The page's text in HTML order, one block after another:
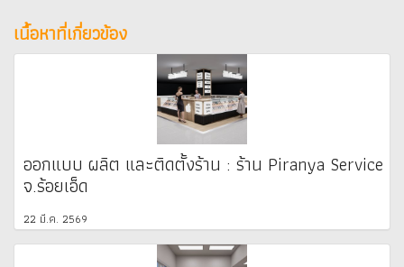
เนื้อหาที่เกี่ยวข้อง
ออกแบบ ผลิต และติดตั้งร้าน : ร้าน Piranya Service
จ.ร้อยเอ็ด
22 มี.ค. 2569